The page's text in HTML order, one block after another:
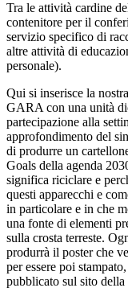
Tra le attività cardine
contenitore per il
servizio specifico di
altre attività di
personale).
Qui si inserisce la
GARA con una unità
partecipazione alla
approfondimento del
di produrre un
Goals della agenda
significa riciclare e
questi apparecchi e
in particolare e in che
una fonte di elementi
sulla crosta terreste.
produrrà il poster che
per essere poi
pubblicato sul sito della